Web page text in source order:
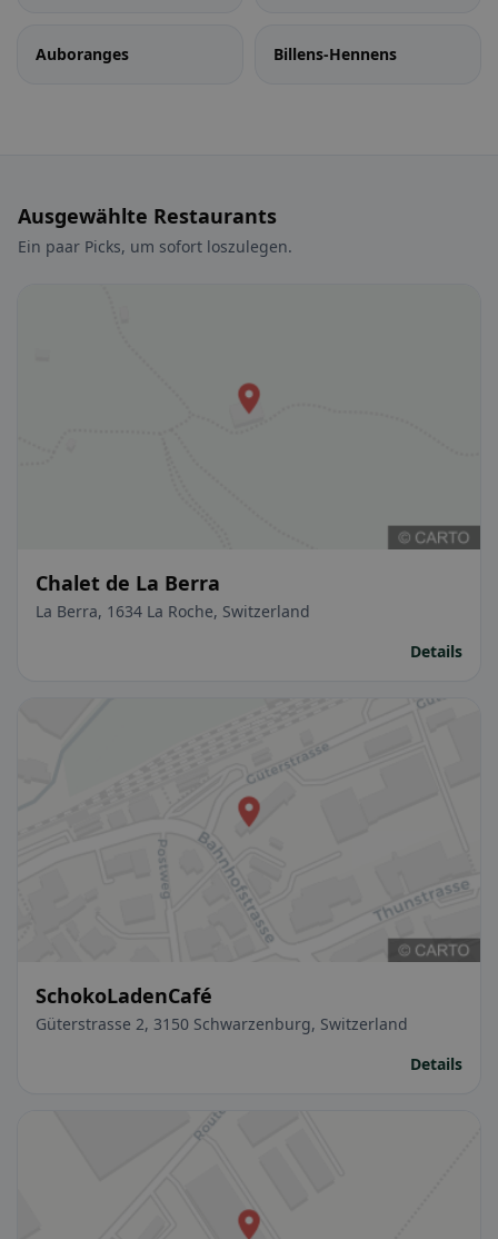
Auboranges Billens-Hennens
Ausgewählte Restaurants
Ein paar Picks, um sofort loszulegen.
Chalet de La Berra
La Berra, 1634 La Roche, Switzerland
Details
SchokoLadenCafé
Güterstrasse 2, 3150 Schwarzenburg, Switzerland
Details